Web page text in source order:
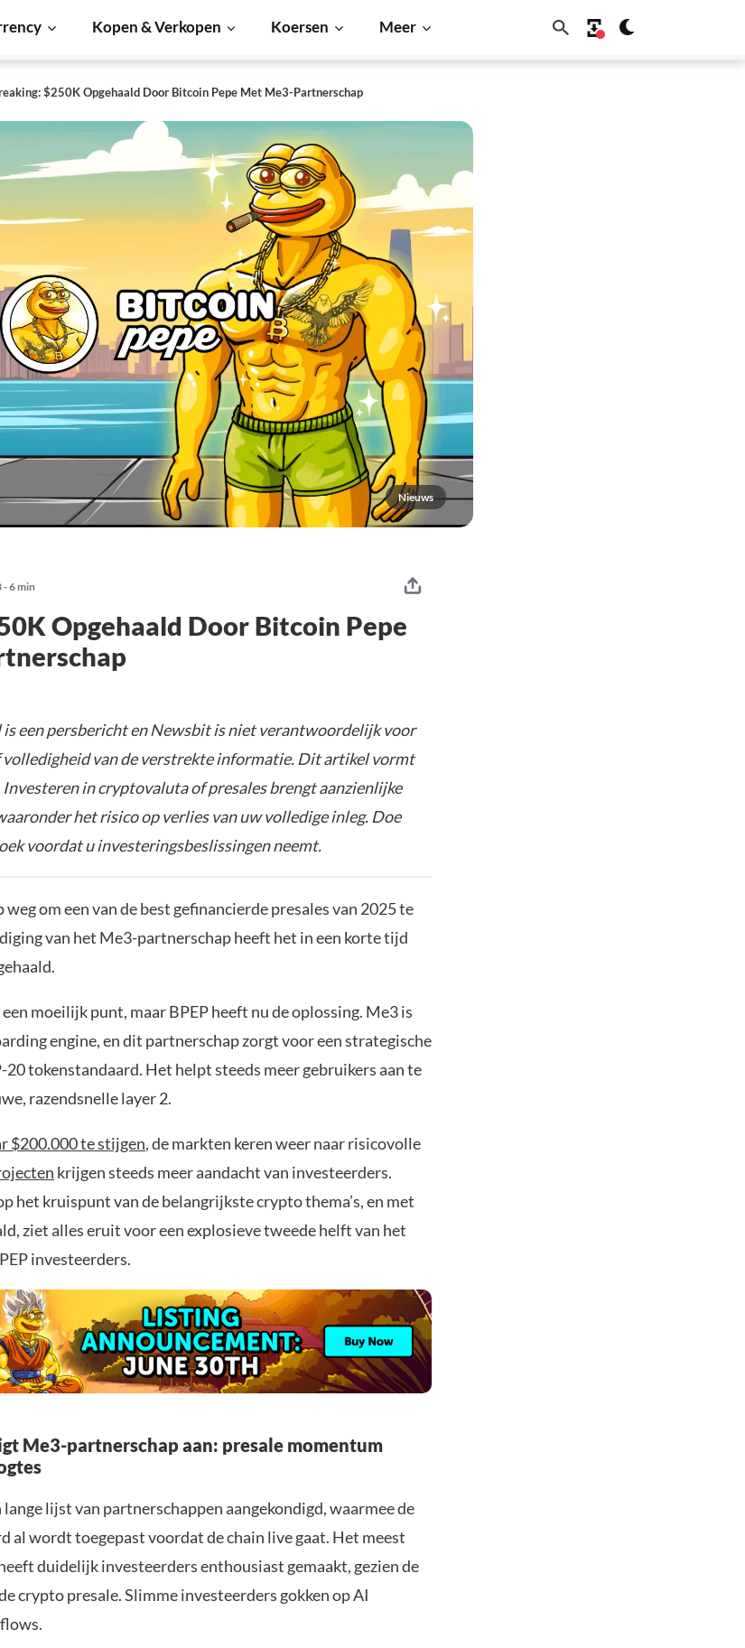
Kopen & Verkopen Koersen Meer
$250K Opgehaald Door Bitcoin Pepe Met Me3-Partnerschap
Nieuws
- 6 min
Opgehaald Door Bitcoin Pepe
een persbericht en Newsbit is niet verantwoordelijk voor
van de verstrekte informatie. Dit artikel vormt
Investeren in cryptovaluta of presales brengt aanzienlijke
het risico op verlies van uw volledige inleg. Doe
voordat u investeringsbeslissingen neemt.
weg om een van de best gefinancierde presales van 2025 te
van het Me3-partnerschap heeft het in een korte tijd
moeilijk punt, maar BPEP heeft nu de oplossing. Me3 is
engine, en dit partnerschap zorgt voor een strategische
20 tokenstandaard. Het helpt steeds meer gebruikers aan te
razendsnelle layer 2.
$200.000 te stijgen, de markten keren weer naar risicovolle
krijgen steeds meer aandacht van investeerders.
het kruispunt van de belangrijkste crypto thema’s, en met
ziet alles eruit voor een explosieve tweede helft van het
investeerders.
Me3-partnerschap aan: presale momentum
lijst van partnerschappen aangekondigd, waarmee de
al wordt toegepast voordat de chain live gaat. Het meest
duidelijk investeerders enthousiast gemaakt, gezien de
crypto presale. Slimme investeerders gokken op AI